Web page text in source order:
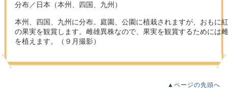
分布／日本（本州、四国、九州）
本州、四国、九州に分布。庭園、公園に植栽されますが、おもに
の果実を観賞します。雌雄異株なので、果実を観賞するためには
を植えます。（９月撮影）
▲ページの先頭へ